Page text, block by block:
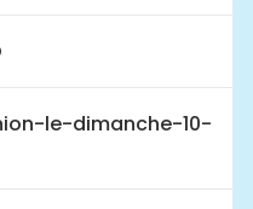
le-dimanche-10-